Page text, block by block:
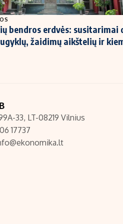
bendros erdvės: susitarimai
žaidimų aikštelių ir
33, LT-08219 Vilnius
17737